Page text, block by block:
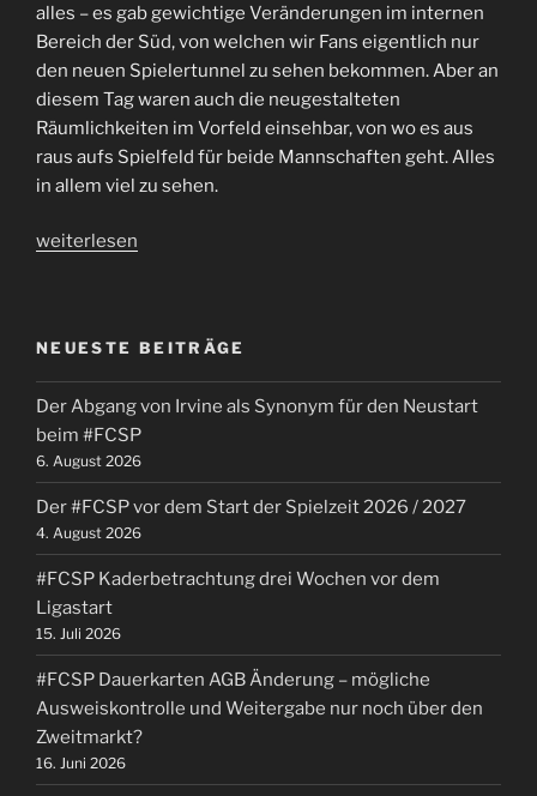
alles – es gab gewichtige Veränderungen im internen
Bereich der Süd, von welchen wir Fans eigentlich nur
den neuen Spielertunnel zu sehen bekommen. Aber an
diesem Tag waren auch die neugestalteten
Räumlichkeiten im Vorfeld einsehbar, von wo es aus
raus aufs Spielfeld für beide Mannschaften geht. Alles
in allem viel zu sehen.
„UA:
der
Saison
2016
/
2017,
ein
neuer
Spielertunnel
und
die
Millerntor
Gallery“
weiterlesen
NEUESTE BEITRÄGE
Der Abgang von Irvine als Synonym für den Neustart
beim #FCSP
6. August 2026
Der #FCSP vor dem Start der Spielzeit 2026 / 2027
4. August 2026
#FCSP Kaderbetrachtung drei Wochen vor dem
Ligastart
15. Juli 2026
#FCSP Dauerkarten AGB Änderung – mögliche
Ausweiskontrolle und Weitergabe nur noch über den
Zweitmarkt?
16. Juni 2026